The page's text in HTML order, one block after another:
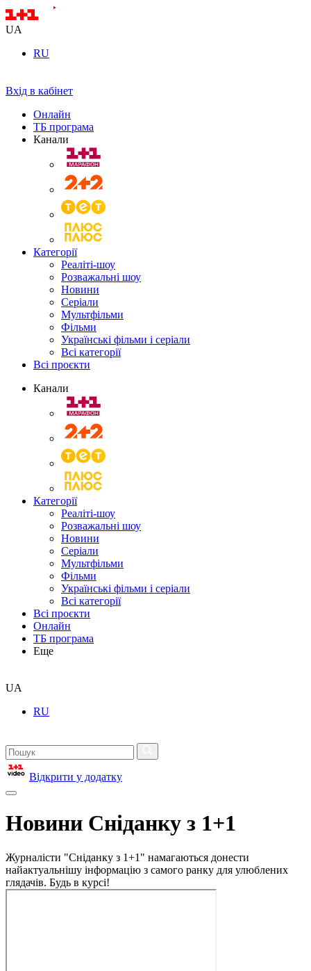
UA
RU
Вхід в кабінет
Онлайн
ТБ програма
Канали
Категорії
Реаліті-шоу
Розважальні шоу
Новини
Серіали
Мультфільми
Фільми
Українські фільми і серіали
Всі категорії
Всі проєкти
Канали
Категорії
Реаліті-шоу
Розважальні шоу
Новини
Серіали
Мультфільми
Фільми
Українські фільми і серіали
Всі категорії
Всі проєкти
Онлайн
ТБ програма
Еще
UA
RU
Відкрити у додатку
Новини Сніданку з 1+1
Журналісти "Сніданку з 1+1" намагаються донести
найактуальнішу інформацію з самого ранку для улюблених
глядачів. Будь в курсі!